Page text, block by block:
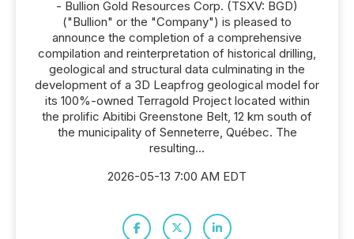
- Bullion Gold Resources Corp. (TSXV: BGD)
("Bullion" or the "Company") is pleased to
announce the completion of a comprehensive
compilation and reinterpretation of historical drilling,
geological and structural data culminating in the
development of a 3D Leapfrog geological model for
its 100%-owned Terragold Project located within
the prolific Abitibi Greenstone Belt, 12 km south of
the municipality of Senneterre, Québec. The
resulting...
2026-05-13 7:00 AM EDT